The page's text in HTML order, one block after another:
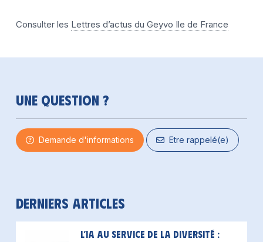
Consulter les Lettres d’actus du Geyvo Ile de France
Une question ?
Demande d'informations Etre rappelé(e)
Derniers articles
L’IA au service de la diversité :